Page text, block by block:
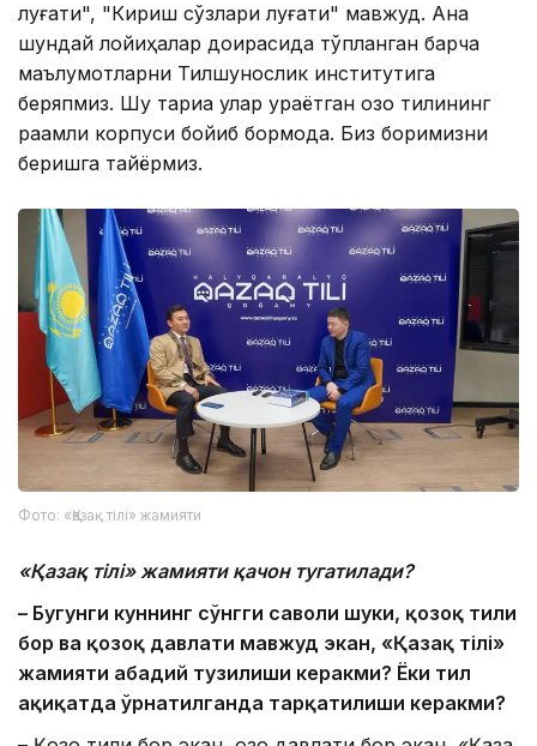
луғати", "Кириш сўзлари луғати" мавжуд. Ана
шундай лойиҳалар доирасида тўпланган барча
маълумотларни Тилшунослик институтига
беряпмиз. Шу тариқа улар қураётган қозоқ тилининг
рақамли корпуси бойиб бормоқда. Биз боримизни
беришга тайёрмиз.
Фото: «Қазақ тілі» жамияти
«Қазақ тілі» жамияти қачон тугатилади?
– Бугунги куннинг сўнгги саволи шуки, қозоқ тили
бор ва қозоқ давлати мавжуд экан, «Қазақ тілі»
жамияти абадий тузилиши керакми? Ёки тил
ҳақиқатда ўрнатилганда тарқатилиши керакми?